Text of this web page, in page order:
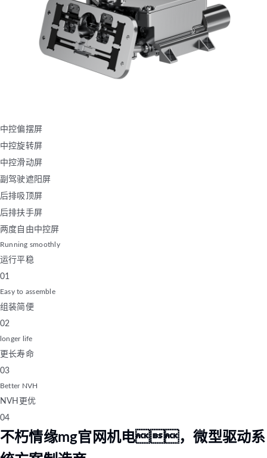
中控偏摆屏
中控旋转屏
中控滑动屏
副驾驶遮阳屏
后排吸顶屏
后排扶手屏
两度自由中控屏
Running smoothly
运行平稳
01
Easy to assemble
组装简便
02
longer life
更长寿命
03
Better NVH
NVH更优
04
不朽情缘mg官网机电，微型驱动系